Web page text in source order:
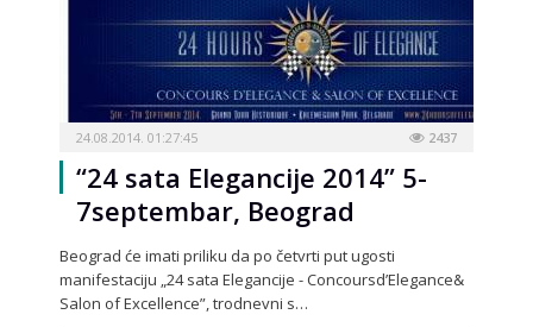
24.08.2014. 01:27:45 2437
“24 sata Elegancije 2014” 5-
7septembar, Beograd
Beograd će imati priliku da po četvrti put ugosti
manifestaciju „24 sata Elegancije - Concoursd’Elegance&
Salon of Excellence”, trodnevni s…